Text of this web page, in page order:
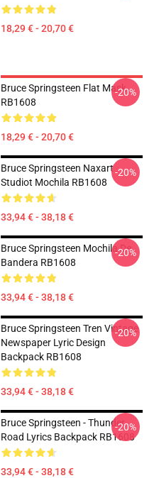
18,29 € - 20,70 €
Bruce Springsteen Flat Mask
RB1608
18,29 € - 20,70 €
-20%
Bruce Springsteen Naxart
Studiot Mochila RB1608
33,94 € - 38,18 €
-20%
Bruce Springsteen Mochila De
Bandera RB1608
33,94 € - 38,18 €
-20%
Bruce Springsteen Tren Vintage
Newspaper Lyric Design
Backpack RB1608
33,94 € - 38,18 €
-20%
Bruce Springsteen - Thunder
Road Lyrics Backpack RB1608
33,94 € - 38,18 €
-20%